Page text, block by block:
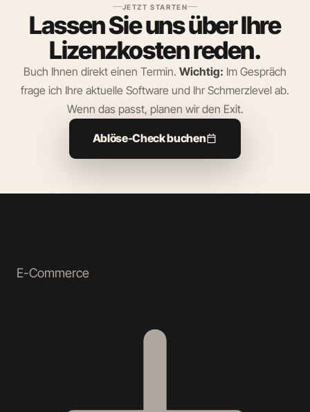
das gemeinsam durch – ehrlich und transparent.
JETZT STARTEN
Lassen Sie uns über Ihre
Lizenzkosten reden.
Buch Ihnen direkt einen Termin. Wichtig: Im Gespräch
frage ich Ihre aktuelle Software und Ihr Schmerzlevel ab.
Wenn das passt, planen wir den Exit.
Ablöse-Check buchencalendar_today
E-Commerce